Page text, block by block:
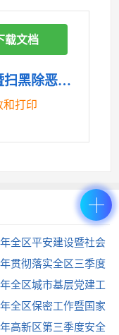
矛盾纠纷多元化
智慧，用好村规
人民是治理的力
观者”变为“参与
励等制度，培育
群治队伍。加强
《县委书记在县平安建设暨扫黑除恶斗争领导小组会议上的讲话.doc》
和打印
载文档
全区平安建设暨社会
会议上的讲话
贯彻落实全区三季度
推进会上的讲话
全区城市基层党建工
议上的讲话
全区保密工作暨国家
推进会上的讲话
高新区第三季度安全